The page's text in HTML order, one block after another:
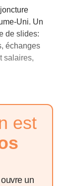
Uni. Un
de slides:
échanges
salaires,
est
un